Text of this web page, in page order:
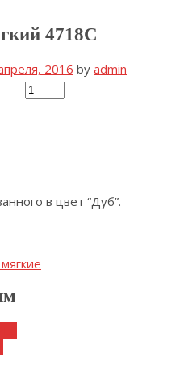
4718С
2016 by admin
в цвет “Дуб”.